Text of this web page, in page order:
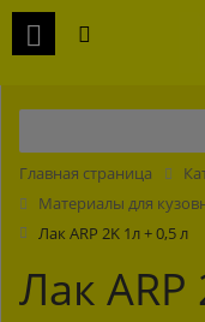
Главная страница
Материалы для
Лак ARP 2K 1л + 0,5 л
Лак ARP